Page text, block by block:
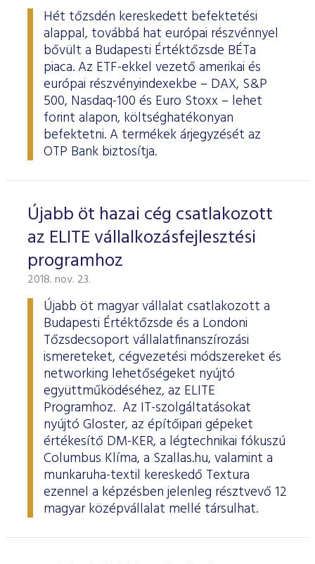
Hét tőzsdén kereskedett befektetési
alappal, továbbá hat európai részvénnyel
bővült a Budapesti Értéktőzsde BÉTa
piaca. Az ETF-ekkel vezető amerikai és
európai részvényindexekbe – DAX, S&P
500, Nasdaq-100 és Euro Stoxx – lehet
forint alapon, költséghatékonyan
befektetni. A termékek árjegyzését az
OTP Bank biztosítja.
Újabb öt hazai cég csatlakozott
az ELITE vállalkozásfejlesztési
programhoz
2018. nov. 23.
Újabb öt magyar vállalat csatlakozott a
Budapesti Értéktőzsde és a Londoni
Tőzsdecsoport vállalatfinanszírozási
ismereteket, cégvezetési módszereket és
networking lehetőségeket nyújtó
együttműködéséhez, az ELITE
Programhoz. Az IT-szolgáltatásokat
nyújtó Gloster, az építőipari gépeket
értékesítő DM-KER, a légtechnikai fókuszú
Columbus Klíma, a Szallas.hu, valamint a
munkaruha-textil kereskedő Textura
ezennel a képzésben jelenleg résztvevő 12
magyar középvállalat mellé társulhat.